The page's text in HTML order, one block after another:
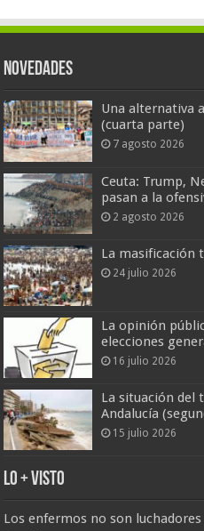
Novedades
Una alternativa
(cuarta parte)
7 agosto 2026
Ceuta: Trump,
pasan a la
2 agosto 2026
La masificación
24 julio 2026
La opinión
elecciones
16 julio 2026
La situación del
Andalucía
15 julio 2026
Lo + Visto
Los enfermos no son luchadores